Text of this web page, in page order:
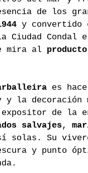
de los
y convertido
Ciudad Condal
mira al producto
es
y la
de la
salvajes,
solas. Su
y punto